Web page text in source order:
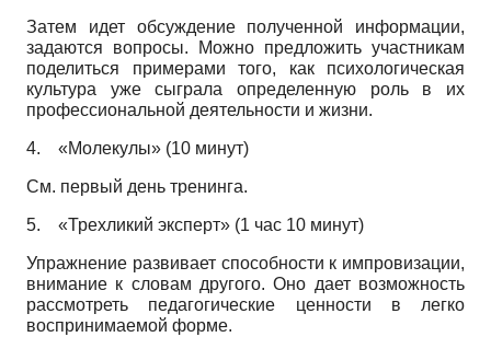
Затем идет обсуждение полученной информации,
задаются вопросы. Можно предложить участникам
поделиться примерами того, как психологическая
культура уже сыграла определенную роль в их
профессиональной деятельности и жизни.
4. «Молекулы» (10 минут)
См. первый день тренинга.
5. «Трехликий эксперт» (1 час 10 минут)
Упражнение развивает способности к импровизации,
внимание к словам другого. Оно дает возможность
рассмотреть педагогические ценности в легко
воспринимаемой форме.